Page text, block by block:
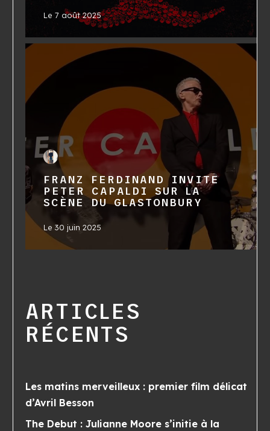
Le7 août 2025
FRANZ FERDINAND INVITE
PETER CAPALDI SUR LA
SCÈNE DU GLASTONBURY
Le30 juin 2025
ARTICLES
RÉCENTS
Les matins merveilleux : premier film délicat
d’Avril Besson
The Debut : Julianne Moore s’initie à la